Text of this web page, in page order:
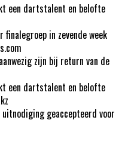
een dartstalent en belofte
finalegroep in zevende week
zijn bij return van de
een dartstalent en belofte
geaccepteerd voor